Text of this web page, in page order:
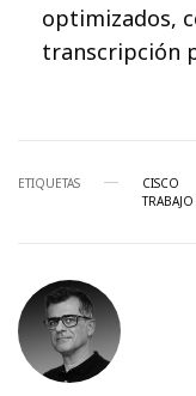
optimizados,
transcripción
ETIQUETAS CISCO